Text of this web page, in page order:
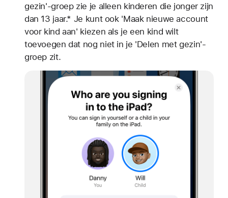
gezin'-groep zie je alleen kinderen die jonger zijn
dan 13 jaar.* Je kunt ook 'Maak nieuwe account
voor kind aan' kiezen als je een kind wilt
toevoegen dat nog niet in je 'Delen met gezin'-
groep zit.